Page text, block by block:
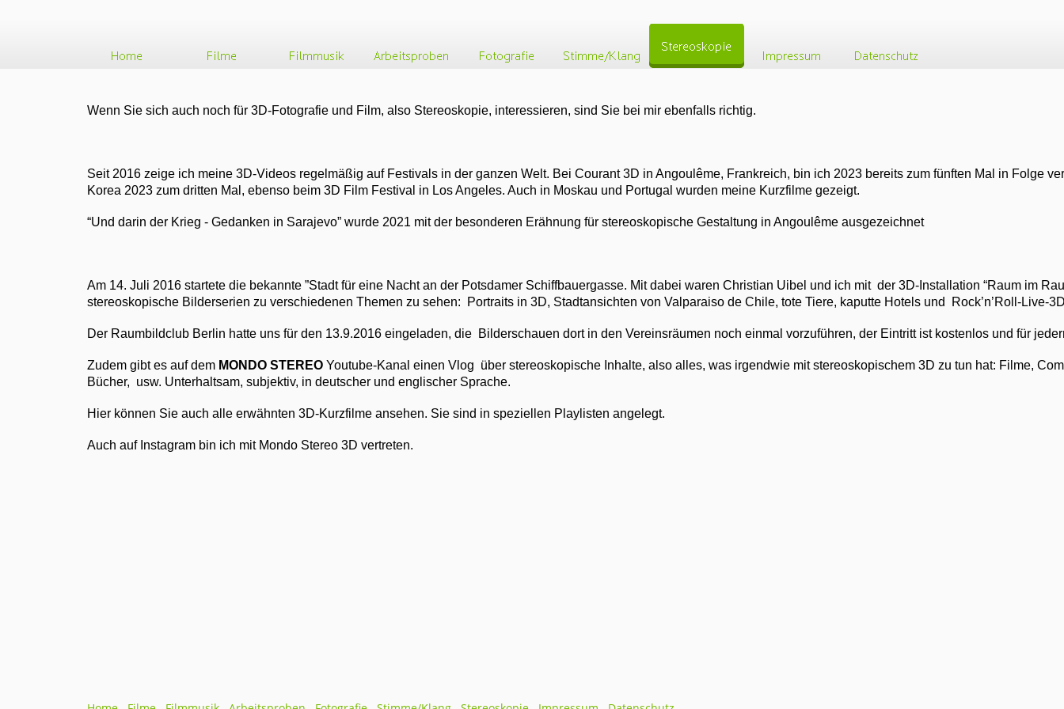
Wenn Sie sich auch noch für 3D-Fotografie und Film, also Stereoskopie, interessieren, sind Sie bei mir ebenfalls richtig.
Seit 2016 zeige ich meine 3D-Videos regelmäßig auf Festivals in der ganzen Welt. Bei Courant 3D in Angoulême, Frankreich, bin ich 2023 bereits zum fünften Mal in Folge
Korea 2023 zum dritten Mal, ebenso beim 3D Film Festival in Los Angeles. Auch in Moskau und Portugal wurden meine Kurzfilme gezeigt.
“Und darin der Krieg - Gedanken in Sarajevo” wurde 2021 mit der besonderen Erähnung für stereoskopische Gestaltung in Angoulême ausgezeichnet
Am 14. Juli 2016 startete die bekannte ”Stadt für eine Nacht an der Potsdamer Schiffbauergasse. Mit dabei waren Christian Uibel und ich mit der 3D-Installation “Raum im
stereoskopische Bilderserien zu verschiedenen Themen zu sehen: Portraits in 3D, Stadtansichten von Valparaiso de Chile, tote Tiere, kaputte Hotels und Rock’n’Roll-Live-
Der Raumbildclub Berlin hatte uns für den 13.9.2016 eingeladen, die Bilderschauen dort in den Vereinsräumen noch einmal vorzuführen, der Eintritt ist kostenlos und für
Zudem gibt es auf dem MONDO STEREO Youtube-Kanal einen Vlog über stereoskopische Inhalte, also alles, was irgendwie mit stereoskopischem 3D zu tun hat: Filme,
Bücher, usw. Unterhaltsam, subjektiv, in deutscher und englischer Sprache.
Hier können Sie auch alle erwähnten 3D-Kurzfilme ansehen. Sie sind in speziellen Playlisten angelegt.
Auch auf Instagram bin ich mit Mondo Stereo 3D vertreten.